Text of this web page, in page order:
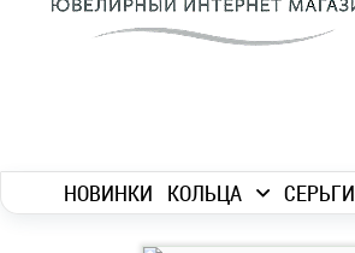
НОВИНКИ КОЛЬЦА СЕРЬГИ